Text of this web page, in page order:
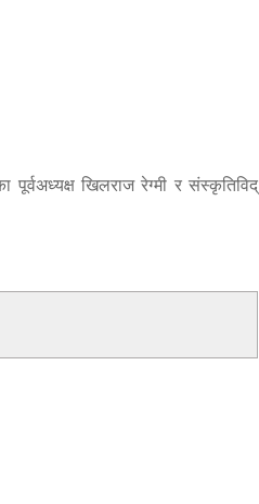
पूर्वअध्यक्ष खिलराज रेग्मी र संस्कृतिविद्